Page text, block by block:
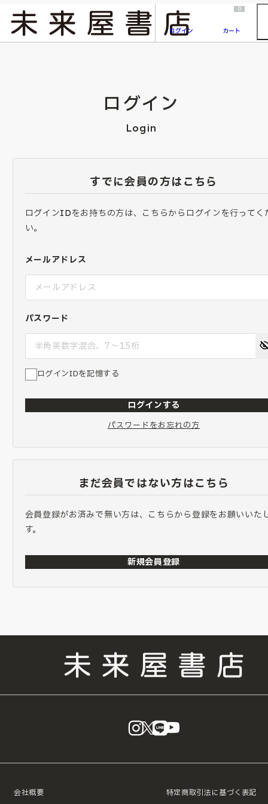
『ONE PIECE magazine 021 ONE PIECEカード付き同梱版』発売延期のご案内
ログイン
0
カート
ログイン
Login
すでに会員の方はこちら
ログインIDをお持ちの方は、こちらからログインを行ってく
い。
メールアドレス
パスワード
ログインIDを記憶する
ログインする
パスワードをお忘れの方
まだ会員ではない方はこちら
会員登録がお済みで無い方は、こちらから登録をお願いいた
す。
新規会員登録
instagram
X LINE
会社概要 特定商取引法に基づく表記